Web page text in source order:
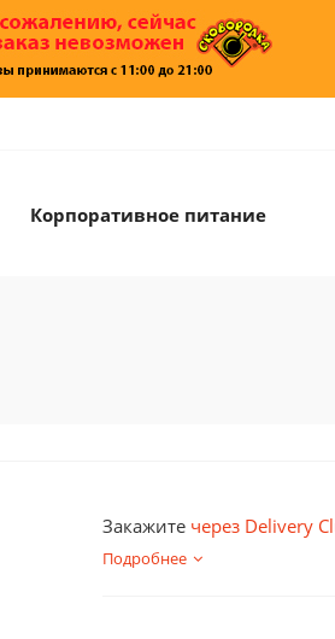
Корпоративное питание
Закажите через Delivery
Подробнее